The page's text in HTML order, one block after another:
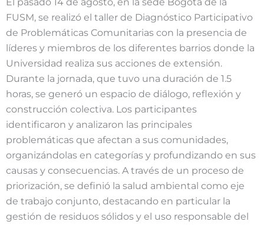
FUSM, se realizó el taller de Diagnóstico Participativo
de Problemáticas Comunitarias con la presencia de
líderes y miembros de los diferentes barrios donde la
Universidad realiza sus acciones de extensión.
Durante la jornada, que tuvo una duración de 1.5
horas, se generó un espacio de diálogo, reflexión y
construcción colectiva. Los participantes
identificaron y analizaron las principales
problemáticas que afectan a sus comunidades,
organizándolas en categorías y profundizando en sus
causas y consecuencias. A través de un proceso de
priorización, se definió la salud ambiental como eje
de trabajo conjunto, destacando en particular la
gestión de residuos sólidos y el uso responsable del